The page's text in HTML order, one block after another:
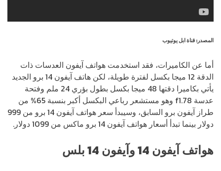
المصدر: قناة ابل يوتيوب
أما عن الكاميرات، فقد استخدمت هواتف آيفون العدسات ذات
الدقة 12 ميجا بكسل لفترة طويلة، لكن هاتف آيفون 14 برو الجديد
يأتي بكاميرا دقتها 48 ميجا بكسل بطول بؤري 24 ملم وفتحة
عدسة f1.78 وهو مستشعر رباعي البكسل أكبر بنسبة 65% من
طراز آيفون برو السابق، وسيبدأ سعر هواتف آيفون 14 برو من 999
دولار بينما تبدأ أسعار هواتف آيفون 14 برو ماكس من 1099 دولار.
هواتف آيفون 14 وآيفون 14 بلس